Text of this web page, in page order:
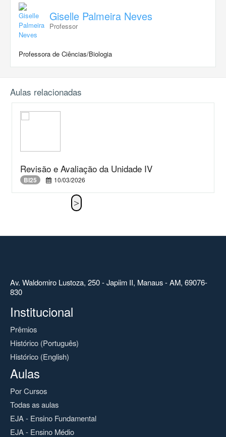
Giselle Palmeira Neves
Professor
Professora de Ciências/Biologia
Aulas relacionadas
Revisão e Avaliação da Unidade IV
BI25 10/03/2026
Av. Waldomiro Lustoza, 250 - Japiim II, Manaus - AM, 69076-
830
Institucional
Prêmios
Histórico (Português)
Histórico (English)
Aulas
Por Cursos
Todas as aulas
EJA - Ensino Fundamental
EJA - Ensino Médio